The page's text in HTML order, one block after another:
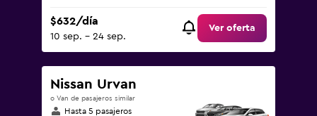
$632/día
10 sep. - 24 sep.
Ver oferta
Nissan Urvan
o Van de pasajeros similar
Hasta 5 pasajeros